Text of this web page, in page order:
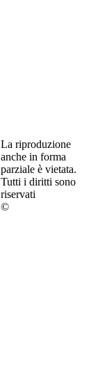
La riproduzione
anche in forma
parziale è vietata.
Tutti i diritti sono
riservati
©